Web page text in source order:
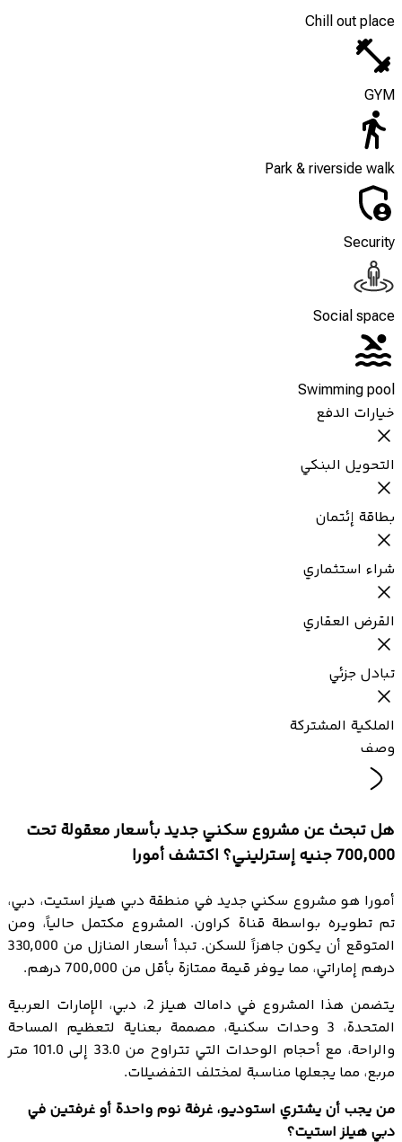
Chill out place
GYM
Park & riverside walk
Security
Social space
Swimming pool
خيارات الدفع
التحويل البنكي
بطاقة إئتمان
شراء استثماري
القرض العقاري
تبادل جزئي
الملكية المشتركة
وصف
هل تبحث عن مشروع سكني جديد بأسعار معقولة تحت
700,000 جنيه إسترليني؟ اكتشف أمورا
أمورا هو مشروع سكني جديد في منطقة دبي هيلز استيت، دبي،
تم تطويره بواسطة قناة كراون. المشروع مكتمل حالياً، ومن
المتوقع أن يكون جاهزاً للسكن. تبدأ أسعار المنازل من 330,000
درهم إماراتي، مما يوفر قيمة ممتازة بأقل من 700,000 درهم.
يتضمن هذا المشروع في داماك هيلز 2، دبي، الإمارات العربية
المتحدة، 3 وحدات سكنية، مصممة بعناية لتعظيم المساحة
والراحة، مع أحجام الوحدات التي تتراوح من 33.0 إلى 101.0 متر
مربع، مما يجعلها مناسبة لمختلف التفضيلات.
من يجب أن يشتري استوديو، غرفة نوم واحدة أو غرفتين في
دبي هيلز استيت؟